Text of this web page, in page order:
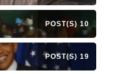
10 POST(S)
19 POST(S)